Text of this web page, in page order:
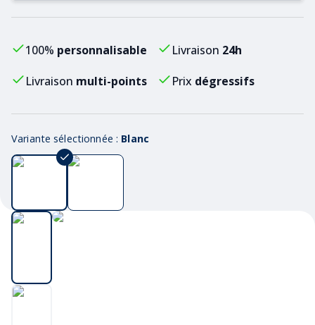
100% personnalisable Livraison 24h
Livraison multi-points Prix dégressifs
Variante sélectionnée : Blanc